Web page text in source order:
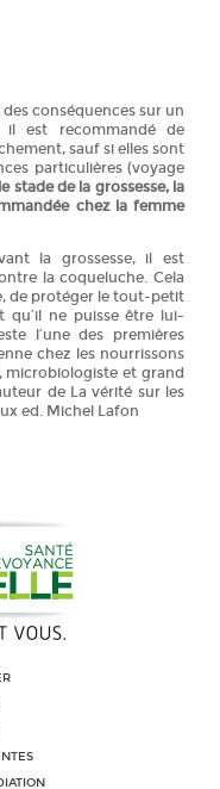
conséquences sur un
il est recommandé de
sauf si elles sont
particulières (voyage
stade de la grossesse, la
chez la femme
la grossesse, il est
la coqueluche. Cela
de protéger le tout-petit
qu’il ne puisse être lui-
l’une des premières
chez les nourrissons
microbiologiste et grand
de La vérité sur les
ed. Michel Lafon